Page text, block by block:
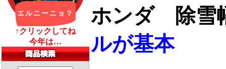
ホンダ 除雪
ルが基本